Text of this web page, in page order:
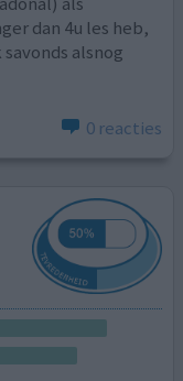
dan 4u les heb,
alsnog
0 reacties